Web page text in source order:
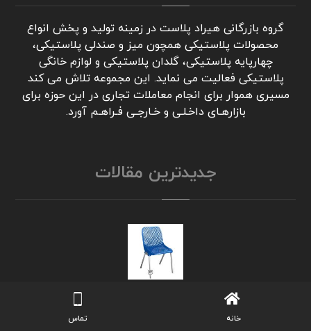
گروه بازرگانی هیراد پلاست در زمینه تولید و پخش انواع
محصولات پلاستیکی همچون میز و صندلی پلاستیکی،
چهارپایه پلاستیکی، گلدان پلاستیکی و لوازم خانگی
پلاستیکی فعالیت می نماید. این مجموعه تلاش می کند
مسیری هموار برای انجام معاملات تجاری در این حوزه برای
بازارهـای داخـلـی و خـارجـی فـراهـم آورد.
جدیدترین مقالات
صندلی پلاستیکی پایه فلزی | خرید آنلاین و ارزان
انواع مدل ها بدون واسطه
خانه تماس